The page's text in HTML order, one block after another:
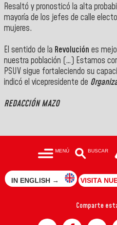
Resaltó y pronosticó la alta
mayoría de los jefes de calle
mujeres.
El sentido de la Revolución es
nuestra población (…) Estamos
PSUV sigue fortaleciendo su
indicó el vicepresidente de
REDACCIÓN MAZO
MENÚ BUSCAR
IN ENGLISH → VISITA
Comparte